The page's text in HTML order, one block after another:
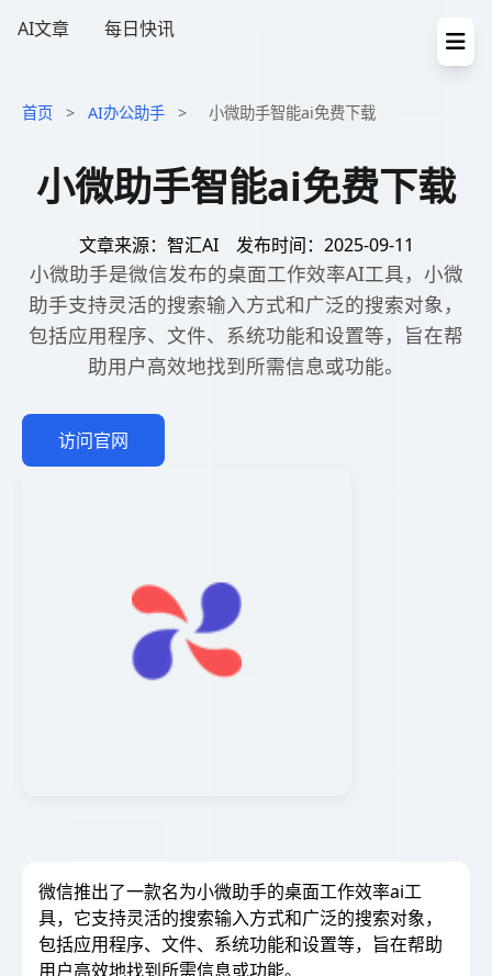
AI文章 每日快讯
首页 > AI办公助手 > 小微助手智能ai免费下载
小微助手智能ai免费下载
文章来源：智汇AI 发布时间：2025-09-11
小微助手是微信发布的桌面工作效率AI工具，小微
助手支持灵活的搜索输入方式和广泛的搜索对象，
包括应用程序、文件、系统功能和设置等，旨在帮
助用户高效地找到所需信息或功能。
访问官网
微信推出了一款名为小微助手的桌面工作效率ai工
具，它支持灵活的搜索输入方式和广泛的搜索对象，
包括应用程序、文件、系统功能和设置等，旨在帮助
用户高效地找到所需信息或功能。